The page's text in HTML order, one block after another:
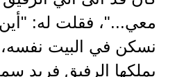
معي..."، فقلت له:
نسكن في البيت
يملكها الرفيق فريد